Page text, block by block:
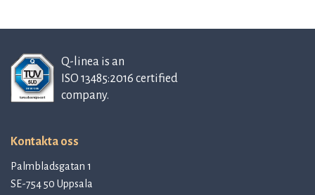
Q-linea is an
ISO 13485:2016 certified
company.
Kontakta oss
Palmbladsgatan 1
SE-754 50 Uppsala